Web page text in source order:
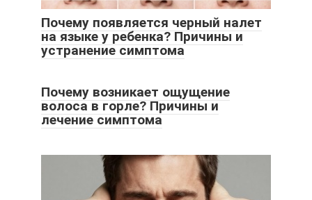
Почему появляется черный налет
на языке у ребенка? Причины и
устранение симптома
Почему возникает ощущение
волоса в горле? Причины и
лечение симптома